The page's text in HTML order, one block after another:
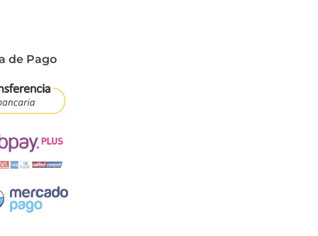
de Pago